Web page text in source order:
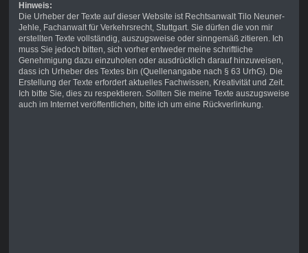
Hinweis:
Die Urheber der Texte auf dieser Website ist Rechtsanwalt Tilo Neuner-
Jehle, Fachanwalt für Verkehrsrecht, Stuttgart. Sie dürfen die von mir
erstellten Texte vollständig, auszugsweise oder sinngemäß zitieren. Ich
muss Sie jedoch bitten, sich vorher entweder meine schriftliche
Genehmigung dazu einzuholen oder ausdrücklich darauf hinzuweisen,
dass ich Urheber des Textes bin (Quellenangabe nach § 63 UrhG). Die
Erstellung der Texte erfordert aktuelles Fachwissen, Kreativität und Zeit.
Ich bitte Sie, dies zu respektieren. Sollten Sie meine Texte auszugsweise
auch im Internet veröffentlichen, bitte ich um eine Rückverlinkung.